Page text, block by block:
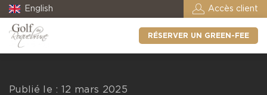
English Accès client
RÉSERVER UN GREEN-FEE
Publié le : 12 mars 2025